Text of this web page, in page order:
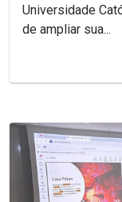
Universidade
de ampliar sua...